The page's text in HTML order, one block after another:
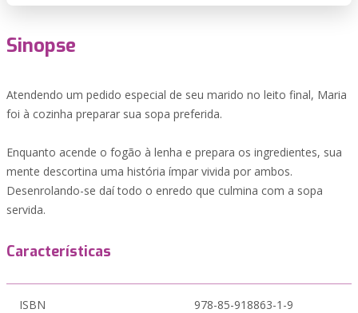
Sinopse
Atendendo um pedido especial de seu marido no leito final, Maria
foi à cozinha preparar sua sopa preferida.
Enquanto acende o fogão à lenha e prepara os ingredientes, sua
mente descortina uma história ímpar vivida por ambos.
Desenrolando-se daí todo o enredo que culmina com a sopa
servida.
Características
ISBN 978-85-918863-1-9